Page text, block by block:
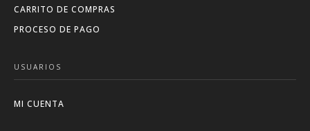
CARRITO DE COMPRAS
PROCESO DE PAGO
USUARIOS
MI CUENTA